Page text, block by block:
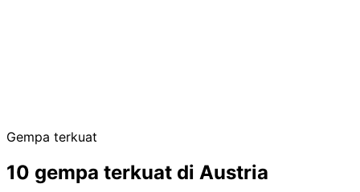
Gempa terkuat
10 gempa terkuat di Austria